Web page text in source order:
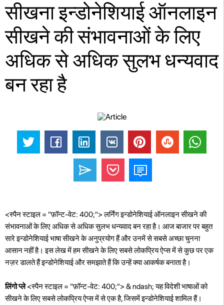
सीखना इन्डोनेशियाई ऑनलाइन
सीखने की संभावनाओं के लिए
अधिक से अधिक सुलभ धन्यवाद
बन रहा है
<स्पैन स्टाइल = "फ़ॉन्ट-वेट: 400;"> लर्निंग इन्डोनेशियाई ऑनलाइन सीखने की
संभावनाओं के लिए अधिक से अधिक सुलभ धन्यवाद बन रहा है। आज बाजार पर बहुत
सारे इन्डोनेशियाई भाषा सीखने के अनुप्रयोग हैं और उनमें से सबसे अच्छा चुनना
आसान नहीं है। इस लेख में हम सीखने के लिए सबसे लोकप्रिय ऐप्स में से कुछ पर एक
नज़र डालते हैं इन्डोनेशियाई और समझाते हैं कि उन्हें क्या आकर्षक बनाता है।
लिंगो प्ले<स्पैन स्टाइल = "फ़ॉन्ट-वेट: 400;"> & ndash; यह विदेशी भाषाओं को
सीखने के लिए सबसे लोकप्रिय ऐप्स में से एक है, जिसमें इन्डोनेशियाई शामिल हैं।